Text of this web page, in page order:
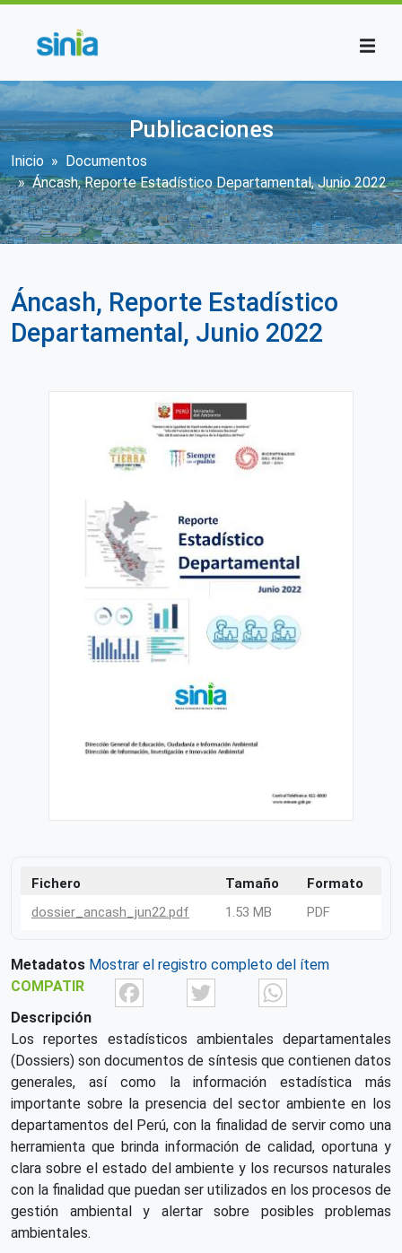
Publicaciones
Sobrescribir enlaces de ayuda a la
Inicio
Documentos
Áncash, Reporte Estadístico Departamental, Junio 2022
Áncash, Reporte Estadístico
Departamental, Junio 2022
Fichero Tamaño
Formato
dossier_ancash_jun22.pdf
1.53 MB PDF
Metadatos Mostrar el registro completo del ítem
COMPATIR
FacebookTwitter
Descripción
Los reportes estadísticos ambientales departamentales
(Dossiers) son documentos de síntesis que contienen datos
generales, así como la información estadística más
importante sobre la presencia del sector ambiente en los
departamentos del Perú, con la finalidad de servir como una
herramienta que brinda información de calidad, oportuna y
clara sobre el estado del ambiente y los recursos naturales
con la finalidad que puedan ser utilizados en los procesos de
gestión ambiental y alertar sobre posibles problemas
ambientales.